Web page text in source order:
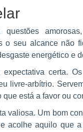
o seu alcance não
energético e
certa.
livre-arbítrio.
está a favor ou
valiosa. Um bom
acolhe aquilo que